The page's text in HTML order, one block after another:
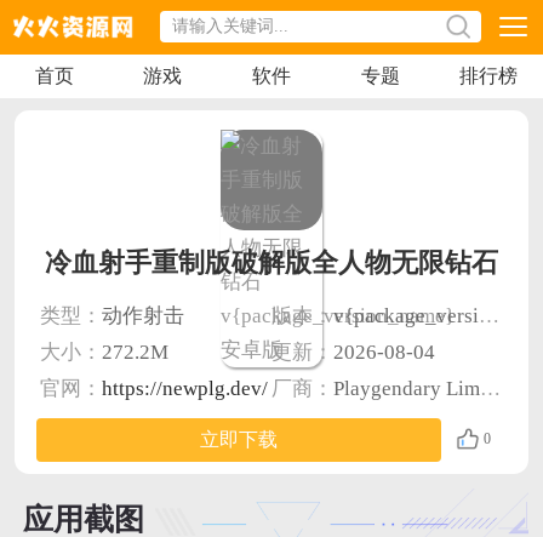
首页 游戏 软件 专题 排行榜
冷血射手重制版破解版全人物无限钻石
类型： 动作射击 版本：v{package_version_name} 安卓版
大小： 272.2M 更新： 2026-08-04
官网： https://newplg.dev/ 厂商： Playgendary Limited
立即下载 0
应用截图